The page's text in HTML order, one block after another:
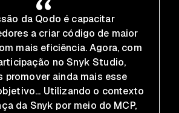
da Qodo é capacitar
a criar código de maior
mais eficiência. Agora, com
no Snyk Studio,
promover ainda mais esse
Utilizando o contexto
da Snyk por meio do MCP,